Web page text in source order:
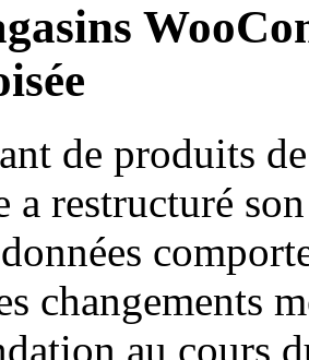
de produits
a restructuré
changements
au cours